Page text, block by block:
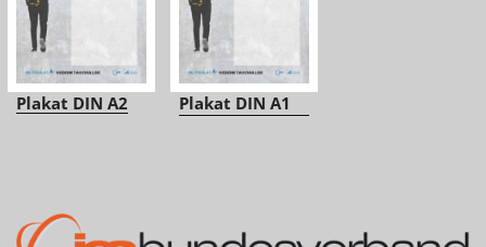
Plakat DIN A2 Plakat DIN A1